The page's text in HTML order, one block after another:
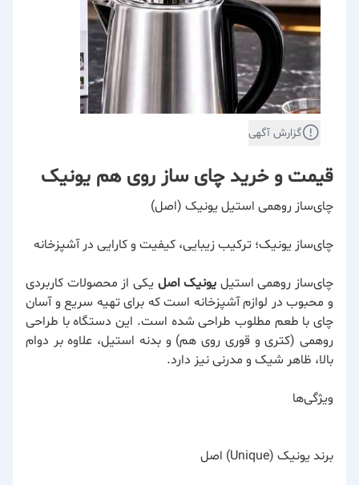
گزارش آگهی
قیمت و خرید چای ساز روی هم یونیک
چای‌ساز روهمی استیل یونیک (اصل)
چای‌ساز یونیک؛ ترکیب زیبایی، کیفیت و کارایی در آشپزخانه
چای‌ساز روهمی استیل یونیک اصل یکی از محصولات کاربردی
و محبوب در لوازم آشپزخانه است که برای تهیه سریع و آسان
چای با طعم مطلوب طراحی شده است. این دستگاه با طراحی
روهمی (کتری و قوری روی هم) و بدنه استیل، علاوه بر دوام
بالا، ظاهر شیک و مدرنی نیز دارد.
ویژگی‌ها
برند یونیک (Unique) اصل